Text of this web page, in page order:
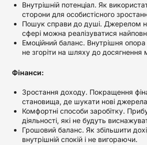
Внутрішній потенціал. Як
сторони для особистісного
Пошук справи до душі. Джерелом
сфері можна реалізуватися
Емоційний баланс. Внутрішня опора
не згоріти на шляху до досягнення
Фінанси:
Зростання доходу. Покращення
становища, де шукати нові
Комфортні способи заробітку.
діяльності, які не будуть
Грошовий баланс. Як збільшити
внутрішній спокій і не вигораючи.